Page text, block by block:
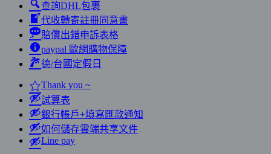
查詢DHL包裹
代收轉寄註冊同意書
賠償出錯申訴表格
paypal 歐網購物保障
德/台國定假日
Thank you ~
試算表
銀行帳戶+填寫匯款通知
如何儲存雲端共享文件
Line pay